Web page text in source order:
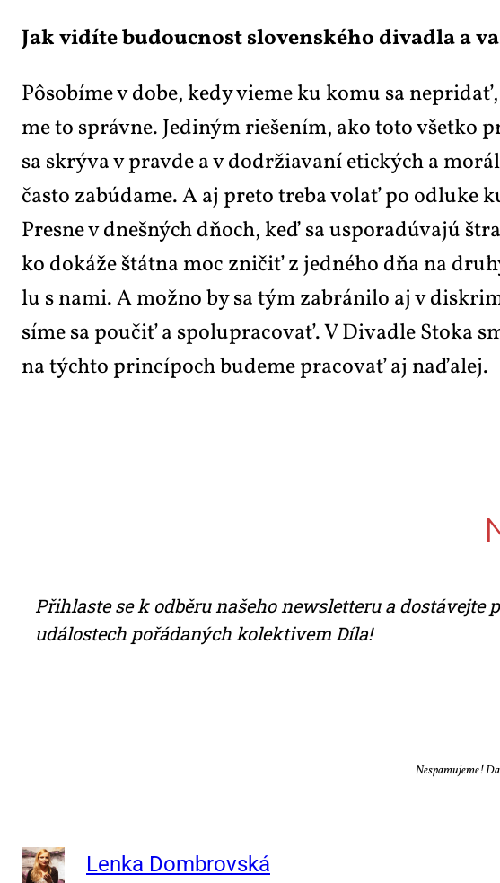
Jak vi­dí­te bu­douc­nost slo­ven­ské­ho di­va­dla a
Pô­so­bí­me v do­be, ke­dy vi­e­me ku ko­mu sa
me to správ­ne. Je­di­ným rie­še­ním, ako to­to
sa skrý­va v prav­de a v do­dr­žia­va­ní etic­kých a
čas­to za­b­úda­me. A aj pre­to tre­ba vo­lať po
Pres­ne v dneš­ných dňoch, keď sa uspo­rad­úvajú
ko do­ká­že štát­na moc zni­čiť z jed­né­ho dňa na
lu s na­mi. A mož­no by sa tým za­brá­ni­lo aj v
sí­me sa po­u­čiť a spo­lu­pra­co­vať. V Di­va­dle Sto­ka
na tých­to prin­cí­po­ch bu­de­me pra­co­vať aj na­ďa­lej.
Při­hlas­te se k od­bě­ru na­še­ho news­let­te­ru a
udá­los­tech po­řá­da­ných ko­lek­ti­vem Dí­la!
Ne­spa­mu­je­me!
Lenka Dombrovská